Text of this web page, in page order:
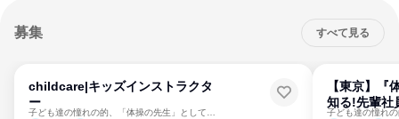
募集 すべて見る
childcare|キッズインストラクタ
ー
【東京】『
知る!先輩社